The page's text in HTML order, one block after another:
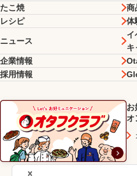
たこ焼
商
レシピ
体
ニュース
イ
キ
企業情報
採用情報
お
オ